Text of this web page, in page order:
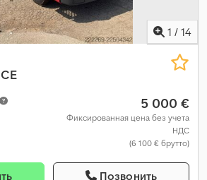
1 / 14
5 000 €
Фиксированная цена без учета
НДС
(6 100 € брутто)
Позвонить